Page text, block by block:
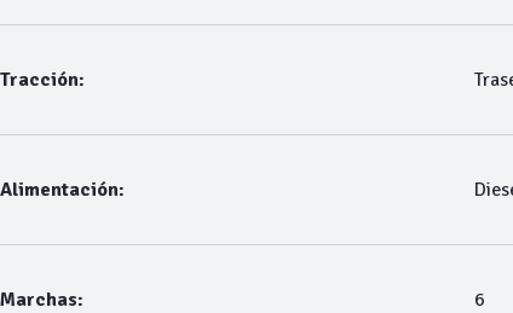
Tracción:
Alimentación:
Marchas: 6